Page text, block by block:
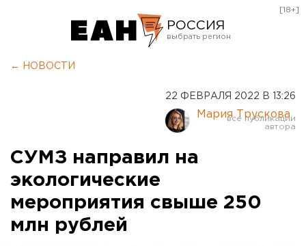
РОССИЯ
Курган
Оренбург
[18+]
← НОВОСТИ
22 ФЕВРАЛЯ 2022 В 13:26
Мария Трускова
СУМЗ направил на
экологические
мероприятия свыше 250
млн рублей